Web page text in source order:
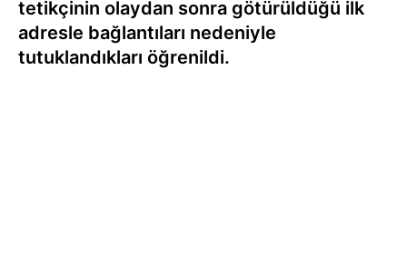
tetikçinin olaydan sonra götürüldüğü ilk
adresle bağlantıları nedeniyle
tutuklandıkları öğrenildi.